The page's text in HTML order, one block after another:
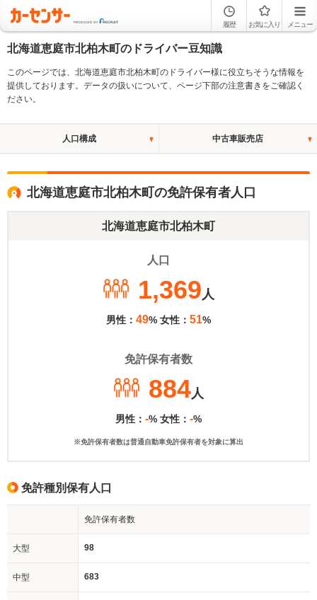
履歴 お気に入り メニュー
北海道恵庭市北柏木町のドライバー豆知識
このページでは、北海道恵庭市北柏木町のドライバー様に役立ちそうな情報を
提供しております。データの扱いについて、ページ下部の注意書きをご確認く
ださい。
人口構成 中古車販売店
北海道恵庭市北柏木町の免許保有者人口
北海道恵庭市北柏木町
人口
1,369人
男性： 49% 女性： 51%
免許保有者数
884人
男性： -% 女性： -%
※免許保有者数は普通自動車免許保有者を対象に算出
免許種別保有人口
免許保有者数
大型 98
中型 683